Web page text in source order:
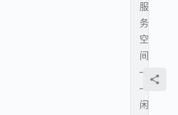
服
务
空
间
—
—
闲